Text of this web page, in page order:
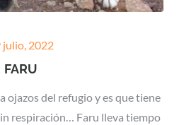
julio, 2022
FARU
ojazos del refugio y es que tiene
respiración… Faru lleva tiempo